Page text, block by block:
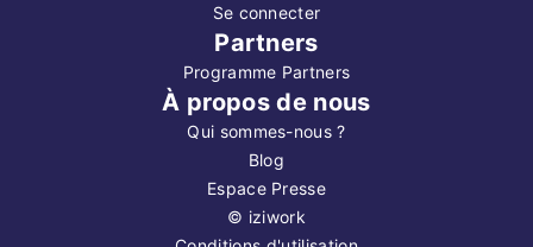
Se connecter
Partners
Programme Partners
À propos de nous
Qui sommes-nous ?
Blog
Espace Presse
© iziwork